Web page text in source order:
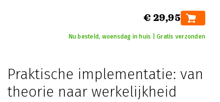
€ 29,95
Nu besteld, woensdag in huis | Gratis verzonden
Praktische implementatie: van
theorie naar werkelijkheid